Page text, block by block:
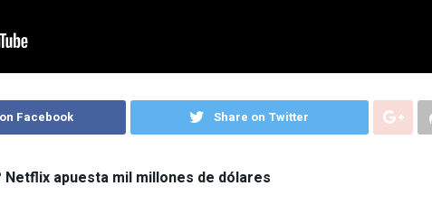
Facebook Share on Twitter
Netflix apuesta mil millones de dólares